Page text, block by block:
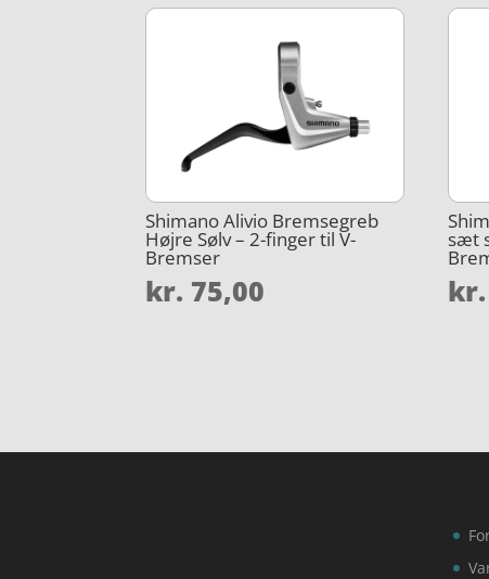
Shimano Alivio Bremsegreb
Højre Sølv – 2-finger til V-
Bremser
kr. 75,00
sæt
kr.